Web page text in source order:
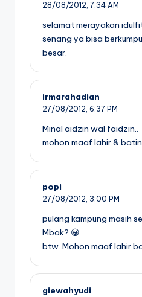
28/08/2012, 7:34 AM
selamat merayakan
senang ya bisa
besar.
irmarahadian
27/08/2012, 6:37 PM
Minal aidzin wal faidzin..
mohon maaf lahir &
popi
27/08/2012, 3:00 PM
pulang kampung masih
Mbak? 😀
btw..Mohon maaf lahir
giewahyudi